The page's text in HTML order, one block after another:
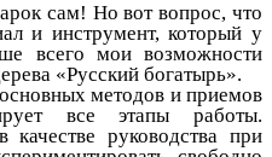
сам! Но вот вопрос, что
и инструмент, который у
всего мои возможности
«Русский богатырь».
методов и приемов
все этапы работы.
руководства при